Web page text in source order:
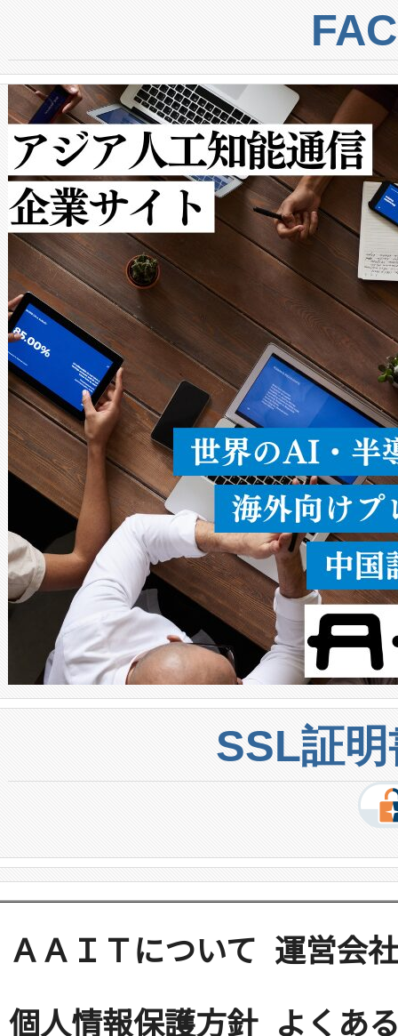
centers. Voltaiqは、ai&のAI
からシステム統合、試運転、
クルの各段階のデータを監視
[…]
トに対して約600メートルに
では、反射率10％のターゲッ
で向上し、最大検知距離は
ットだけで最大1キロメート
ルの変電所周囲を監視でき、
作業と点群処理を簡素化でき
Avia 2は、2種類のFOVオプシ
× 80°のノーマルモード、長
ードを切り替えて使用するこ
ることなく、単一のデバイス
うにします。遠距離まで届く
密度なスキャ […]
SSL証
ＡＡＩＴについて 運営会社
個人情報保護方針 よくあ